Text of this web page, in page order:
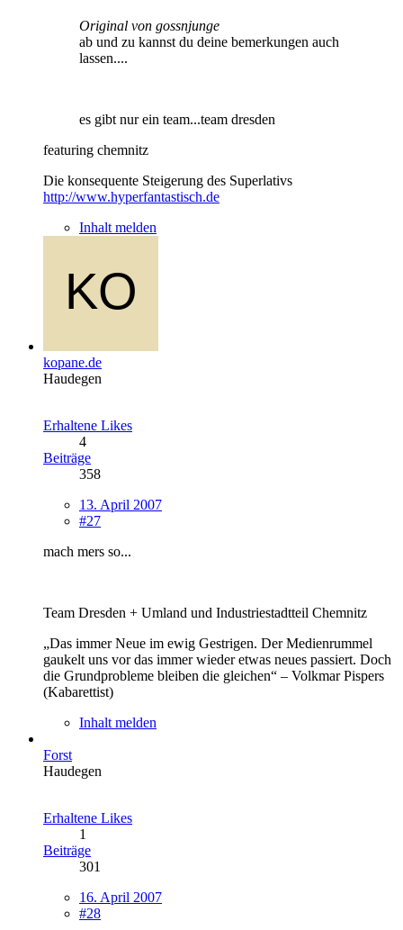
Original von gossnjunge
ab und zu kannst du deine bemerkungen auch
lassen....
es gibt nur ein team...team dresden
featuring chemnitz
Die konsequente Steigerung des Superlativs
http://www.hyperfantastisch.de
Inhalt melden
kopane.de
Haudegen
Erhaltene Likes
4
Beiträge
358
13. April 2007
#27
mach mers so...
Team Dresden + Umland und Industriestadtteil Chemnitz
„Das immer Neue im ewig Gestrigen. Der Medienrummel
gaukelt uns vor das immer wieder etwas neues passiert. Doch
die Grundprobleme bleiben die gleichen“ – Volkmar Pispers
(Kabarettist)
Inhalt melden
Forst
Haudegen
Erhaltene Likes
1
Beiträge
301
16. April 2007
#28